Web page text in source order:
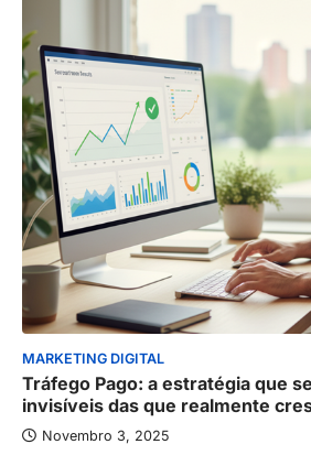
MARKETING DIGITAL
Tráfego Pago: a estratégia que
invisíveis das que realmente
Novembro 3, 2025